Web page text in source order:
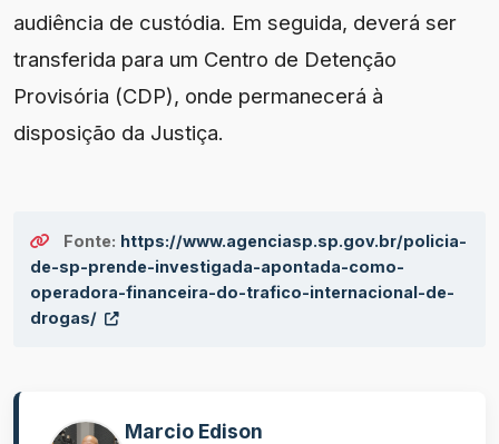
audiência de custódia. Em seguida, deverá ser
transferida para um Centro de Detenção
Provisória (CDP), onde permanecerá à
disposição da Justiça.
Fonte: https://www.agenciasp.sp.gov.br/policia-
de-sp-prende-investigada-apontada-como-
operadora-financeira-do-trafico-internacional-de-
drogas/
Marcio Edison